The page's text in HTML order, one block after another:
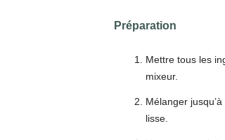
Préparation
Mettre tous les
mixeur.
Mélanger
lisse.